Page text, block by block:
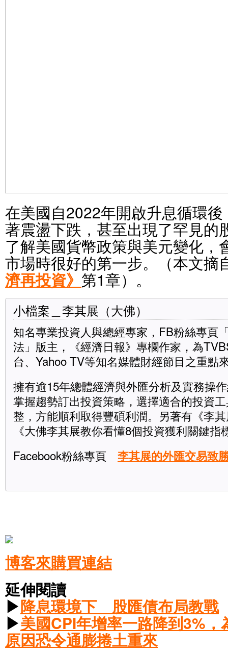
在美國自2022年開啟升息循環
著震盪下跌，甚至出現了罕見的
了解美國貨幣政策與美元變化，
市場時很好的第一步。（本文摘
濟再投資》 第1章）。
小檔案＿李其展（大佛）
知名專業投資人與總經專家，FB粉絲專頁
法」版主，《經濟日報》專欄作家，為
台、Yahoo TV等知名媒體財經節目之重點
擁有逾15年總體經濟與外匯分析及實務操
掌握趨勢訂出投資策略，選擇適合的投資
整，方能順利取得豐碩利潤。另著有《李
《大佛李其展教你看懂8個投資獲利關鍵指
Facebook粉絲專頁 李其展的外匯交易致
博客來購買連結
延伸閱讀
▶降息環境下 股匯債布局教戰
▶美國CPI年增率一路降到3%
原因恐令通膨捲土重來